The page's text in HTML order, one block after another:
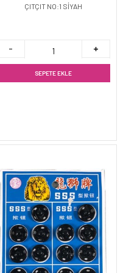
ÇITÇIT NO:1 SİYAH
SEPETE EKLE